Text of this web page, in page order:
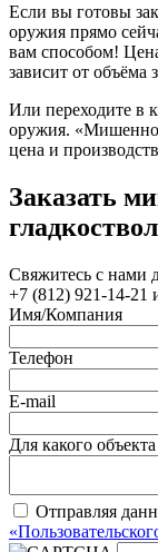
Если вы готовы
оружия прямо
вам способом!
зависит от объёма
Или переходите в
оружия.
цена и
Заказать
Свяжитесь с нами
+7 (812) 921-14-21
Имя/Компания
Телефон
E-mail
Для какого
Отправляя